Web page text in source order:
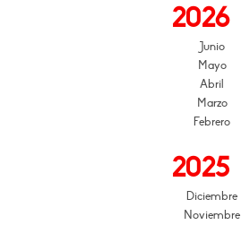
2026
Junio
Mayo
Abril
Marzo
Febrero
2025
Diciembre
Noviembre